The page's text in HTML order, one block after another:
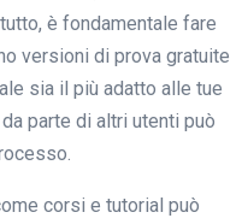
è fondamentale fare
versioni di prova gratuite
sia il più adatto alle tue
parte di altri utenti può
corsi e tutorial può